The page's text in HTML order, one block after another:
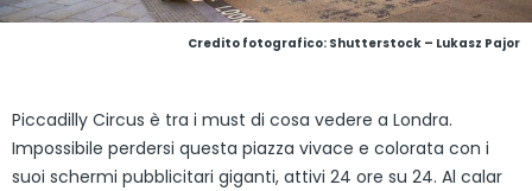
Credito fotografico: Shutterstock – Lukasz Pajor
Piccadilly Circus è tra i must di cosa vedere a Londra.
Impossibile perdersi questa piazza vivace e colorata con i
suoi schermi pubblicitari giganti, attivi 24 ore su 24. Al calar